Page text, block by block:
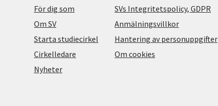
För dig som
Om SV
Starta studiecirkel
Cirkelledare
Nyheter
SVs Integritetspolicy, GDPR
Anmälningsvillkor
Hantering av personuppgifter
Om cookies